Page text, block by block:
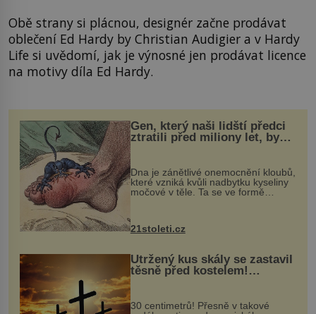
Obě strany si plácnou, designér začne prodávat
oblečení Ed Hardy by Christian Audigier a v Hardy
Life si uvědomí, jak je výnosné jen prodávat licence
na motivy díla Ed Hardy.
Gen, který naši lidští předci
ztratili před miliony let, by
mohl pomoci s léčbou
„nemoci králů“
Dna je zánětlivé onemocnění kloubů,
které vzniká kvůli nadbytku kyseliny
močové v těle. Ta se ve formě
nohou, a způsobuje bole...
21stoleti.cz
Utržený kus skály se zastavil
těsně před kostelem!
Ochránila ho boží síla?
30 centimetrů! Přesně v takové